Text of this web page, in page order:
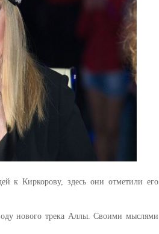
к Киркорову, здесь они отметили его
нового трека Аллы. Своими мыслями